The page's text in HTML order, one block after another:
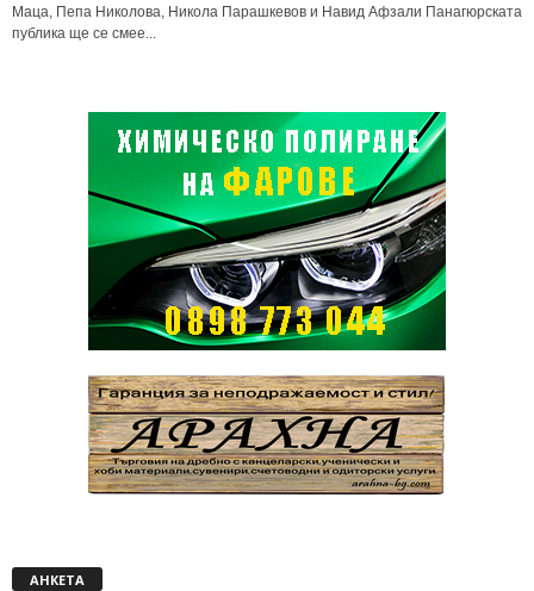
Маца, Пепа Николова, Никола Парашкевов и Навид Афзали Панагюрската
публика ще се смее...
АНКЕТА